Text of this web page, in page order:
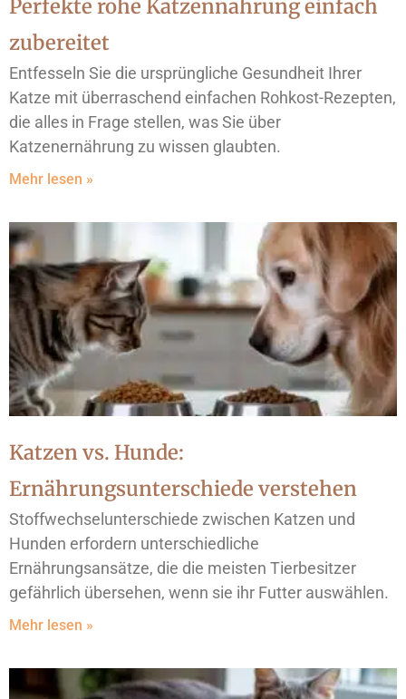
Perfekte rohe Katzennahrung einfach
zubereitet
Entfesseln Sie die ursprüngliche Gesundheit Ihrer
Katze mit überraschend einfachen Rohkost-Rezepten,
die alles in Frage stellen, was Sie über
Katzenernährung zu wissen glaubten.
Mehr lesen »
Katzen vs. Hunde:
Ernährungsunterschiede verstehen
Stoffwechselunterschiede zwischen Katzen und
Hunden erfordern unterschiedliche
Ernährungsansätze, die die meisten Tierbesitzer
gefährlich übersehen, wenn sie ihr Futter auswählen.
Mehr lesen »